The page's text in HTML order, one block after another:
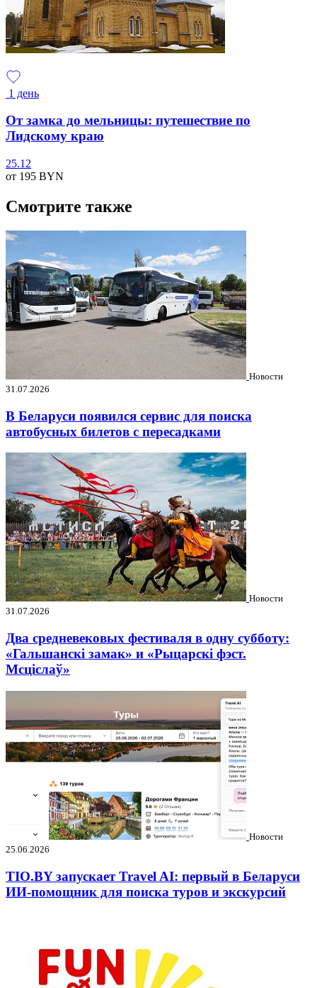
1 день
От замка до мельницы: путешествие по
Лидскому краю
25.12
от 195 BYN
Смотрите также
Новости
31.07.2026
В Беларуси появился сервис для поиска
автобусных билетов с пересадками
Новости
31.07.2026
Два средневековых фестиваля в одну субботу:
«Гальшанскі замак» и «Рыцарскі фэст.
Мсціслаў»
Новости
25.06.2026
TIO.BY запускает Travel AI: первый в Беларуси
ИИ-помощник для поиска туров и экскурсий